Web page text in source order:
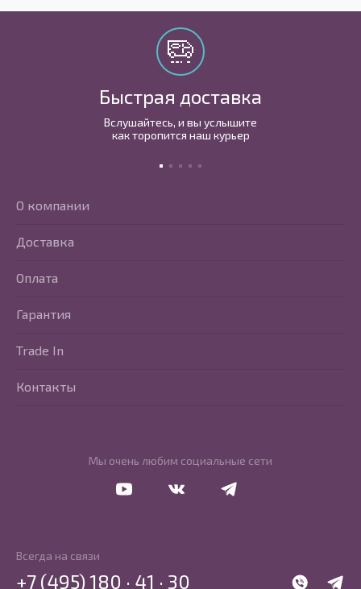
Быстрая доставка
Вслушайтесь, и вы услышите
как торопится наш курьер
Мы очень любим социальные сети
О компании
Доставка
Оплата
Гарантия
Trade In
Контакты
Всегда на связи
WhatsApp
+7 (495) 180 · 41 · 30